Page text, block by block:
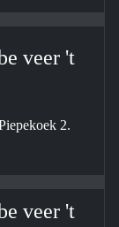
veer 't
2.
veer 't